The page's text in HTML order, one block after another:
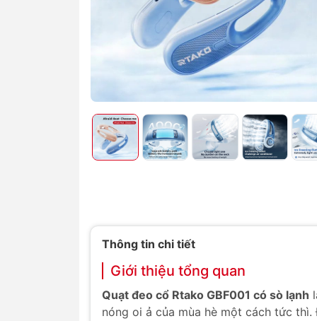
Thông tin chi tiết
Giới thiệu tổng quan
Quạt đeo cổ Rtako GBF001 có sò lạnh
nóng oi ả của mùa hè một cách tức